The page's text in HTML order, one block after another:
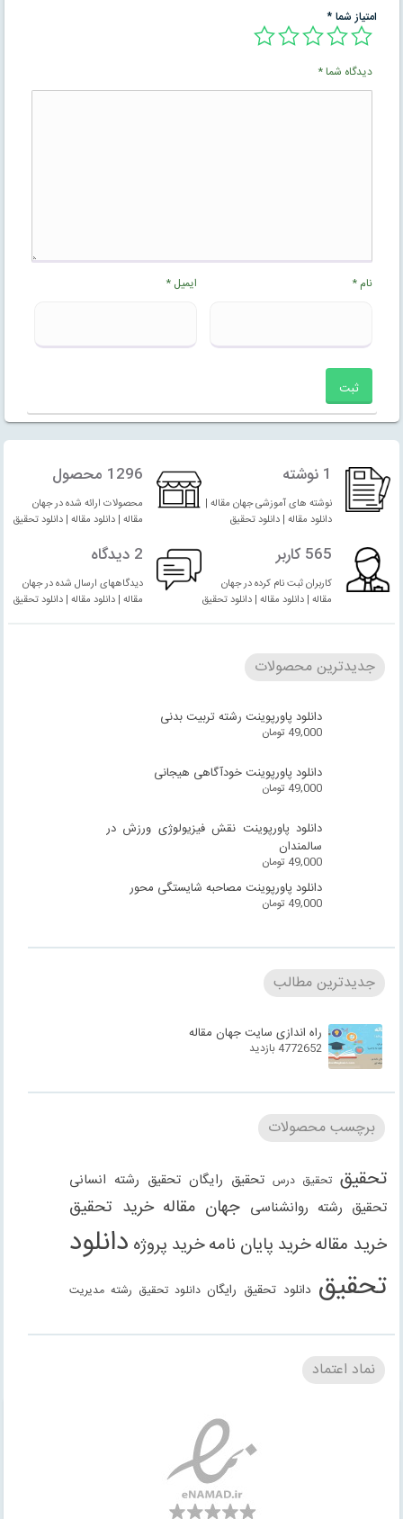
امتیاز شما*
دیدگاه شما*
نام* ایمیل*
1 نوشته
نوشته های آموزشی جهان مقاله |
دانلود مقاله | دانلود تحقیق
1296 محصول
محصولات ارائه شده در جهان
مقاله | دانلود مقاله | دانلود تحقیق
565 کاربر
کاربران ثبت نام کرده در جهان
مقاله | دانلود مقاله | دانلود تحقیق
2 دیدگاه
دیدگاههای ارسال شده در جهان
مقاله | دانلود مقاله | دانلود تحقیق
جدیدترین محصولات
دانلود پاورپوینت رشته تربیت بدنی
49,000 تومان
دانلود پاورپوینت خودآگاهی هیجانی
49,000 تومان
دانلود پاورپوینت نقش فیزیولوژی ورزش در
سالمندان
49,000 تومان
دانلود پاورپوینت مصاحبه شایستگی محور
49,000 تومان
جدیدترین مطالب
راه اندازی سایت جهان مقاله
4772652 بازدید
برچسب محصولات
تحقیق تحقیق درس تحقیق رایگان تحقیق رشته انسانی
تحقیق رشته روانشناسی جهان مقاله خرید تحقیق
خرید مقالهخرید پایان نامهخرید پروژه دانلود
تحقیق دانلود تحقیق رایگان دانلود تحقیق رشته مدیریت
دانلود مقاله دانلود مقاله رایگان دانلود مقاله رشته
انسانی دانلود مقاله رشته علوم انسانی
دانلود پاورپوینت دانلود پروژه
دانلود گزارش کارآموزی
رشته علوم اجتماعی رشته علوم انسانی
مقاله حسابداریمقاله رایگان
نماد اعتماد